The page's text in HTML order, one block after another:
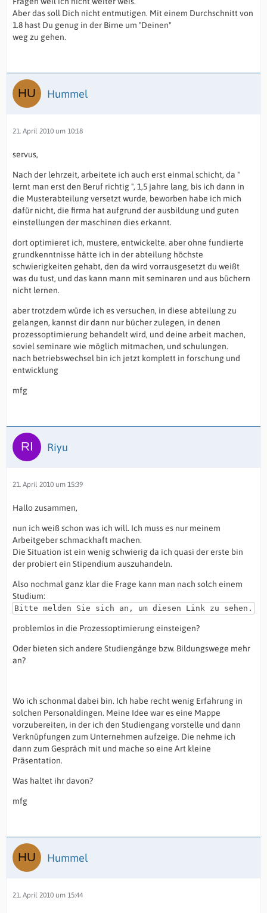
Aber das soll Dich nicht entmutigen. Mit einem Durchschnitt von
1.8 hast Du genug in der Birne um "Deinen"
weg zu gehen.
Hummel
21. April 2010 um 10:18
servus,
Nach der lehrzeit, arbeitete ich auch erst einmal schicht, da "
lernt man erst den Beruf richtig ", 1,5 jahre lang, bis ich dann in
die Musterabteilung versetzt wurde, beworben habe ich mich
dafür nicht, die firma hat aufgrund der ausbildung und guten
einstellungen der maschinen dies erkannt.
dort optimieret ich, mustere, entwickelte. aber ohne fundierte
grundkenntnisse hätte ich in der abteilung höchste
schwierigkeiten gehabt, den da wird vorrausgesetzt du weißt
was du tust, und das kann mann mit seminaren und aus büchern
nicht lernen.
aber trotzdem würde ich es versuchen, in diese abteilung zu
gelangen, kannst dir dann nur bücher zulegen, in denen
prozessoptimierung behandelt wird, und deine arbeit machen,
soviel seminare wie möglich mitmachen, und schulungen.
nach betriebswechsel bin ich jetzt komplett in forschung und
entwicklung
mfg
Riyu
21. April 2010 um 15:39
Hallo zusammen,
nun ich weiß schon was ich will. Ich muss es nur meinem
Arbeitgeber schmackhaft machen.
Die Situation ist ein wenig schwierig da ich quasi der erste bin
der probiert ein Stipendium auszuhandeln.
Also nochmal ganz klar die Frage kann man nach solch einem
Studium:
Bitte melden Sie sich an, um diesen Link zu sehen.
problemlos in die Prozessoptimierung einsteigen?
Oder bieten sich andere Studiengänge bzw. Bildungswege mehr
an?
Wo ich schonmal dabei bin. Ich habe recht wenig Erfahrung in
solchen Personaldingen. Meine Idee war es eine Mappe
vorzubereiten, in der ich den Studiengang vorstelle und dann
Verknüpfungen zum Unternehmen aufzeige. Die nehme ich
dann zum Gespräch mit und mache so eine Art kleine
Präsentation.
Was haltet ihr davon?
mfg
Hummel
21. April 2010 um 15:44